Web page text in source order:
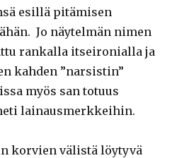
esillä pitämisen
Jo näytelmän nimen
rankalla itseironialla ja
kahden ”narsistin”
myös san totuus
lainausmerkkeihin.
korvien välistä löytyvä